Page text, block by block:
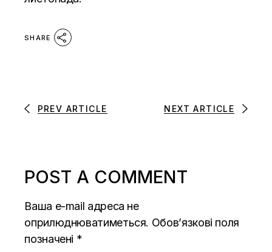
SHARE
PREV ARTICLE NEXT ARTICLE
POST A COMMENT
Ваша e-mail адреса не
оприлюднюватиметься. Обов’язкові поля
позначені *